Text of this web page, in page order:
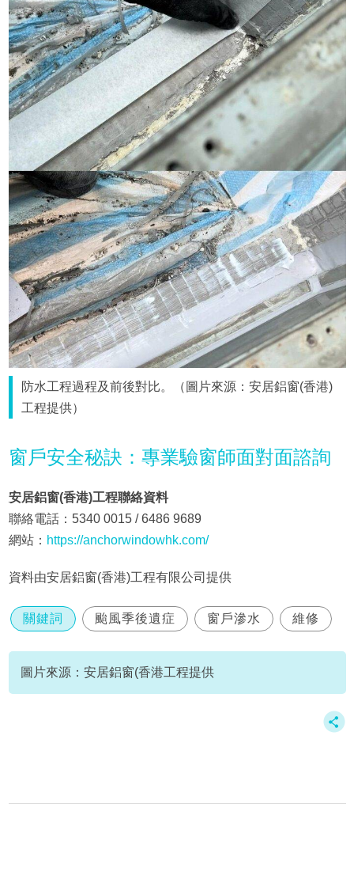
防水工程過程及前後對比。（圖片來源：安居鋁窗(香港)
工程提供）
窗戶安全秘訣：專業驗窗師面對面諮詢
安居鋁窗(香港)工程聯絡資料
聯絡電話：5340 0015 / 6486 9689
網站： https://anchorwindowhk.com/
資料由安居鋁窗(香港)工程有限公司提供
關鍵詞 颱風季後遺症 窗戶滲水 維修
圖片來源：安居鋁窗(香港工程提供